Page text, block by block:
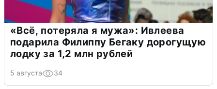
«Всё, потеряла я мужа»: Ивлеева
подарила Филиппу Бегаку дорогущую
лодку за 1,2 млн рублей
5 августа 34